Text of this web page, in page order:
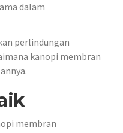
dalam
perlindungan
kanopi membran
membran